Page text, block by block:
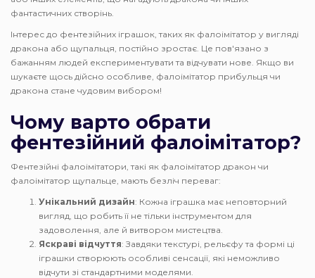
фантастичних створінь.
Інтерес до фентезійних іграшок, таких як фалоімітатор у вигляді
дракона або щупальця, постійно зростає. Це пов'язано з
бажанням людей експериментувати та відчувати нове. Якщо ви
шукаєте щось дійсно особливе, фалоімітатор прибульця чи
дракона стане чудовим вибором!
Чому варто обрати
фентезійний фалоімітатор?
Фентезійні фалоімітатори, такі як фалоімітатор дракон чи
фалоімітатор щупальце, мають безліч переваг:
Унікальний дизайн: Кожна іграшка має неповторний
вигляд, що робить її не тільки інструментом для
задоволення, але й витвором мистецтва.
Яскраві відчуття: Завдяки текстурі, рельєфу та формі ці
іграшки створюють особливі сенсації, які неможливо
відчути зі стандартними моделями.